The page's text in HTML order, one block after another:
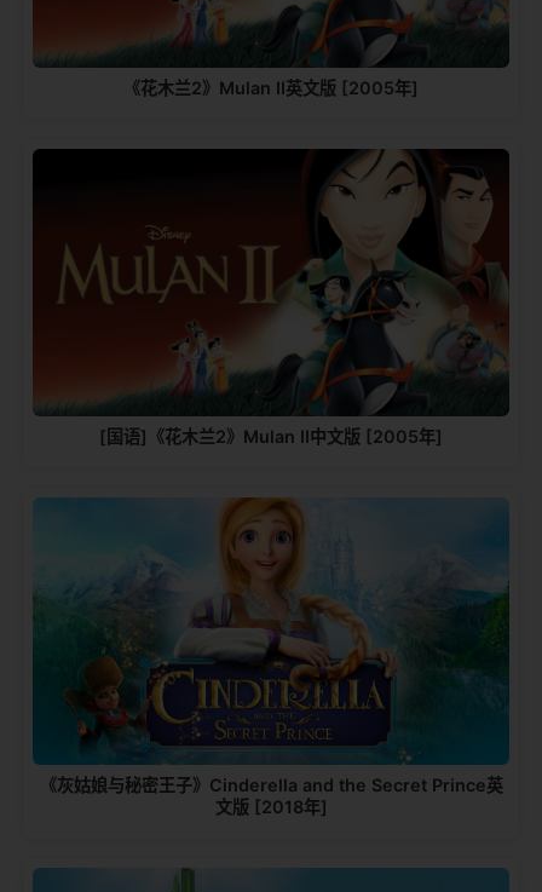
《花木兰2》Mulan II英文版 [2005年]
[国语]《花木兰2》Mulan II中文版 [2005年]
《灰姑娘与秘密王子》Cinderella and the Secret Prince英
文版 [2018年]